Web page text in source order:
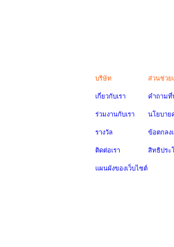
บริษัท
เกี่ยวกับเรา
ร่วมงานกับเรา
รางวัล
ติดต่อเรา
แผนผังของเว็บไซต์
ส่วนช่วย
คำถามที่
นโยบาย
ข้อตกลง
สิทธิประ